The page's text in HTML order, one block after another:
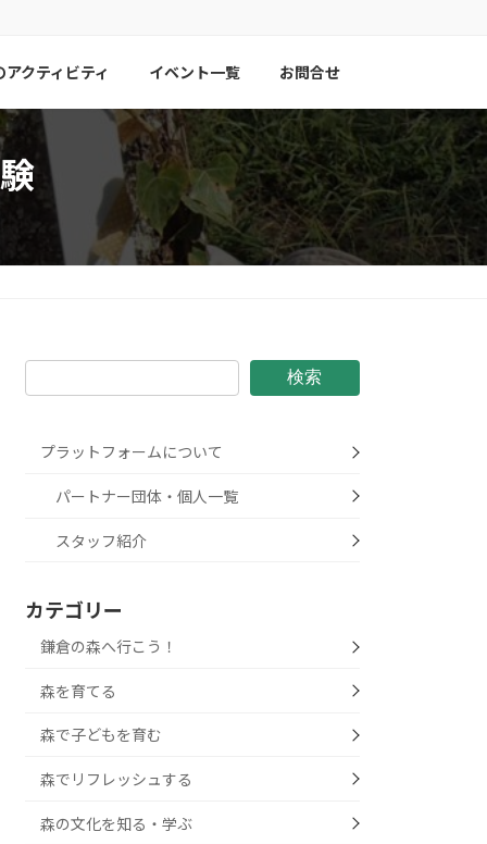
アクティビティ イベント一覧 お問合せ
検索
プラットフォームについて
パートナー団体・個人一覧
スタッフ紹介
カテゴリー
鎌倉の森へ行こう！
森を育てる
森で子どもを育む
森でリフレッシュする
森の文化を知る・学ぶ